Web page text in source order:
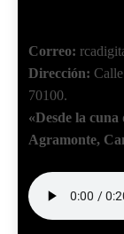
Correo:
Dirección:
70100.
«Desde la
Agramonte,